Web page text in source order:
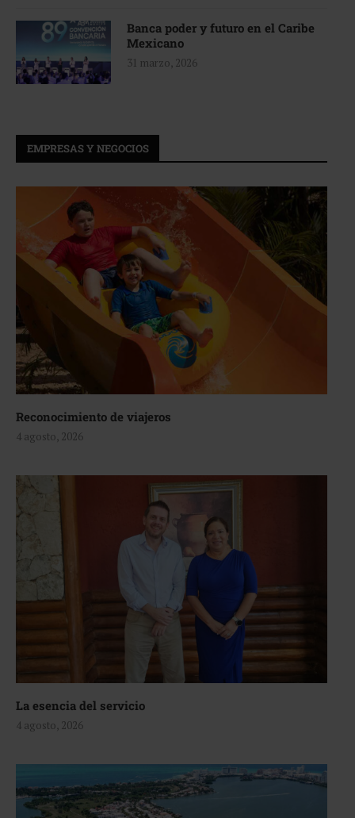
Banca poder y futuro en el Caribe
Mexicano
31 marzo, 2026
EMPRESAS Y NEGOCIOS
Reconocimiento de viajeros
4 agosto, 2026
La esencia del servicio
4 agosto, 2026